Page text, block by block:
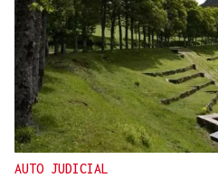
AUTO JUDICIAL